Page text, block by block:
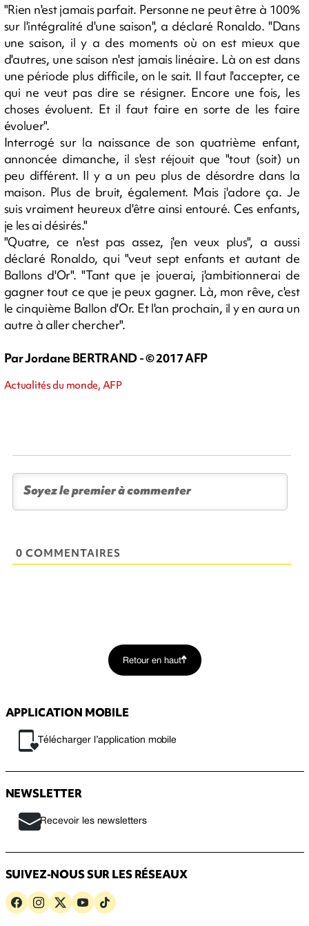
"Rien n'est jamais parfait. Personne ne peut être à 100%
sur l'intégralité d'une saison", a déclaré Ronaldo. "Dans
une saison, il y a des moments où on est mieux que
d'autres, une saison n'est jamais linéaire. Là on est dans
une période plus difficile, on le sait. Il faut l'accepter, ce
qui ne veut pas dire se résigner. Encore une fois, les
choses évoluent. Et il faut faire en sorte de les faire
évoluer".
Interrogé sur la naissance de son quatrième enfant,
annoncée dimanche, il s'est réjouit que "tout (soit) un
peu différent. Il y a un peu plus de désordre dans la
maison. Plus de bruit, également. Mais j'adore ça. Je
suis vraiment heureux d'être ainsi entouré. Ces enfants,
je les ai désirés."
"Quatre, ce n'est pas assez, j'en veux plus", a aussi
déclaré Ronaldo, qui "veut sept enfants et autant de
Ballons d'Or". "Tant que je jouerai, j'ambitionnerai de
gagner tout ce que je peux gagner. Là, mon rêve, c'est
le cinquième Ballon d'Or. Et l'an prochain, il y en aura un
autre à aller chercher".
Par Jordane BERTRAND - © 2017 AFP
Actualités du monde, AFP
0 COMMENTAIRES
Retour en haut
APPLICATION MOBILE
Télécharger l’application mobile
NEWSLETTER
Recevoir les newsletters
SUIVEZ-NOUS SUR LES RÉSEAUX